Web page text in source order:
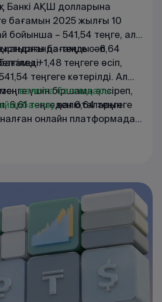
Банкі АҚШ долларына
бағамын 2025 жылғы 10
бойынша – 541,54 теңге, ал
бағамды – 6,64
теңге сәл
+1,48 теңгеге өсіп,
теңгеге көтерілді. Ал
үшін біршама әлсіреп,
6,61 теңгеден 6,64 теңгеге
валютабағамдары
валюталарын
онлайн платформада